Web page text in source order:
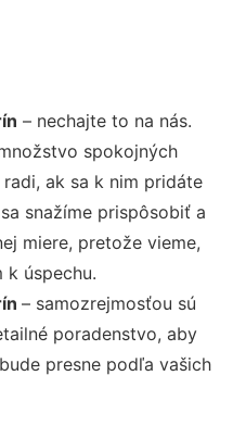
– nechajte to na nás.
spokojných
ak sa k nim pridáte
snažíme prispôsobiť a
miere, pretože vieme,
úspechu.
– samozrejmosťou sú
poradenstvo, aby
presne podľa vašich